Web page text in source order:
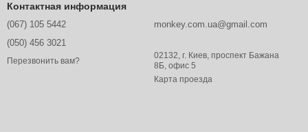
Контактная информация
(067) 105 5442
(050) 456 3021
Перезвонить вам?
monkey.com.ua@gmail.com
02132, г. Киев, проспект Бажана
8Б, офис 5
Карта проезда